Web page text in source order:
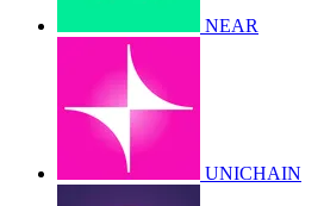
NEAR
UNICHAIN